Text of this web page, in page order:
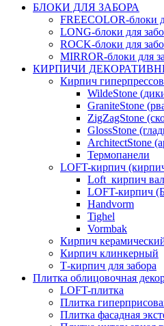
БЛОКИ ДЛЯ ЗАБОРА
FREECOLOR-блоки
LONG-блоки для
ROCK-блоки для
MIRROR-блоки для
КИРПИЧИ
Кирпич
WildeStone
GraniteStone
ZigZagStone
GlossStone
ArchitectStone
Термопанели
LOFT-кирпич
Loft_кирпич
LOFT-кирпич
Handvorm
Tighel
Vormbak
Кирпич
Кирпич клинкерный
Т-кирпич для забора
Плитка облицовочная
LOFT-плитка
Плитка
Плитка фасадная